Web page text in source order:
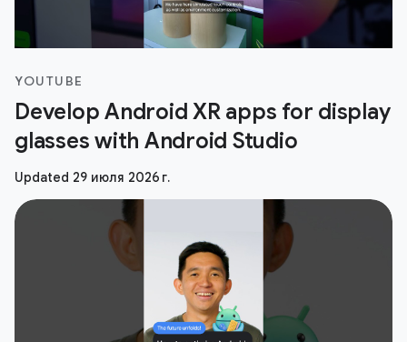
YOUTUBE
Develop Android XR apps for display
glasses with Android Studio
Updated 29 июля 2026 г.